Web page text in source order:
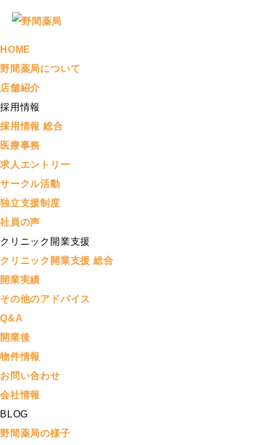
HOME
野間薬局について
店舗紹介
採用情報
採用情報 総合
医療事務
求人エントリー
サークル活動
独立支援制度
社員の声
クリニック開業支援
クリニック開業支援 総合
開業実績
その他のアドバイス
Q&A
開業後
物件情報
お問い合わせ
会社情報
BLOG
野間薬局の様子